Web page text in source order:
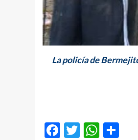
La policía de
Facebook
Twitter